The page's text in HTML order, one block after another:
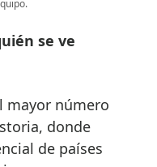
se ve
mayor número
donde
de países